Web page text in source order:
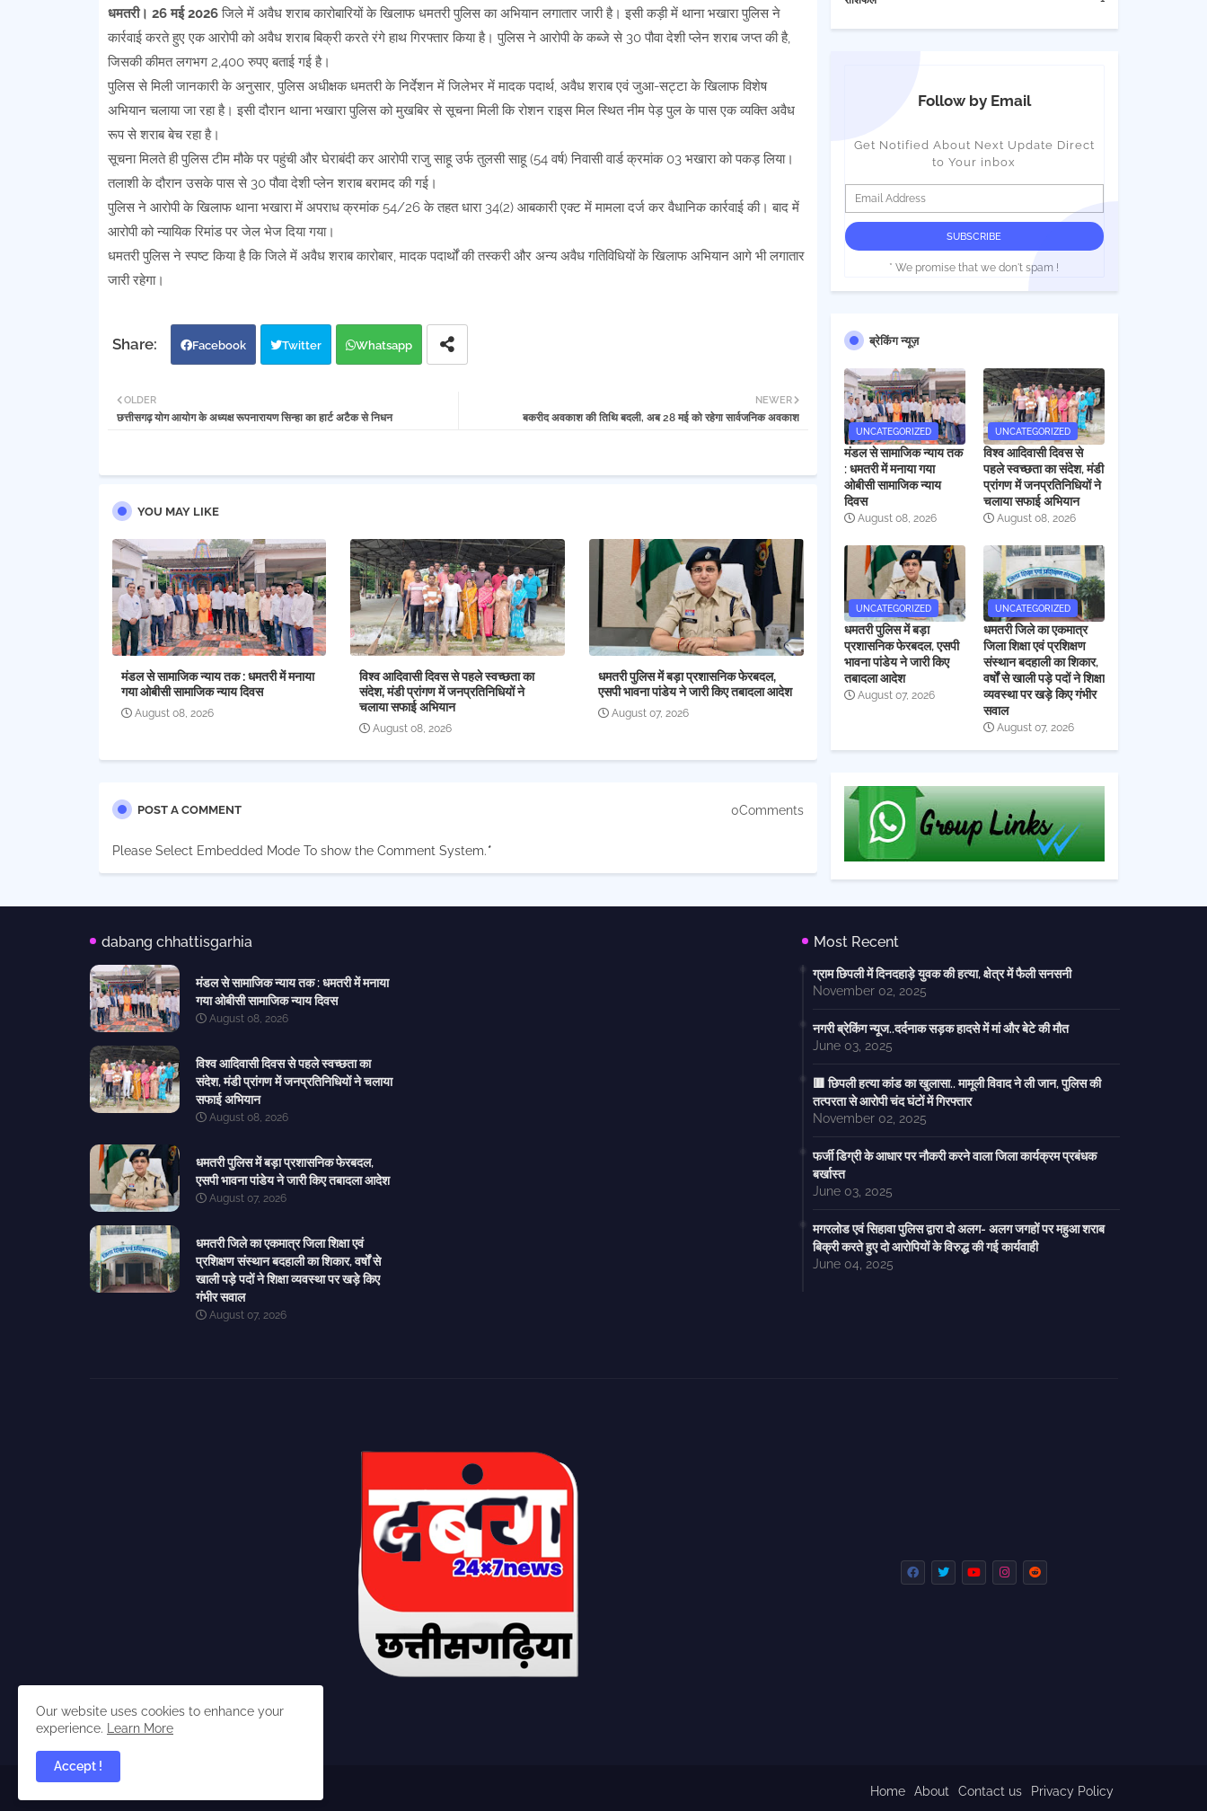
धमतरी। 26 मई 2026जिले में अवैध शराब कारोबारियों के खिलाफ धमतरी पुलिस का अभियान लगातार जारी है। इसी कड़ी में थाना भखारा पुलिस ने
कार्रवाई करते हुए एक आरोपी को अवैध शराब बिक्री करते रंगे हाथ गिरफ्तार किया है। पुलिस ने आरोपी के कब्जे से 30 पौवा देशी प्लेन शराब जप्त की है,
जिसकी कीमत लगभग 2,400 रुपए बताई गई है।
पुलिस से मिली जानकारी के अनुसार, पुलिस अधीक्षक धमतरी के निर्देशन में जिलेभर में मादक पदार्थ, अवैध शराब एवं जुआ-सट्टा के खिलाफ विशेष
अभियान चलाया जा रहा है। इसी दौरान थाना भखारा पुलिस को मुखबिर से सूचना मिली कि रोशन राइस मिल स्थित नीम पेड़ पुल के पास एक व्यक्ति अवैध
रूप से शराब बेच रहा है।
सूचना मिलते ही पुलिस टीम मौके पर पहुंची और घेराबंदी कर आरोपी राजु साहू उर्फ तुलसी साहू (54 वर्ष) निवासी वार्ड क्रमांक 03 भखारा को पकड़ लिया।
तलाशी के दौरान उसके पास से 30 पौवा देशी प्लेन शराब बरामद की गई।
पुलिस ने आरोपी के खिलाफ थाना भखारा में अपराध क्रमांक 54/26 के तहत धारा 34(2) आबकारी एक्ट में मामला दर्ज कर वैधानिक कार्रवाई की। बाद में
आरोपी को न्यायिक रिमांड पर जेल भेज दिया गया।
धमतरी पुलिस ने स्पष्ट किया है कि जिले में अवैध शराब कारोबार, मादक पदार्थों की तस्करी और अन्य अवैध गतिविधियों के खिलाफ अभियान आगे भी लगातार
जारी रहेगा।
Facebook Twitter Whatsapp
NEWER
बकरीद अवकाश की तिथि बदली, अब 28 मई को रहेगा सार्वजनिक अवकाश
OLDER
छत्तीसगढ़ योग आयोग के अध्यक्ष रूपनारायण सिन्हा का हार्ट अटैक से निधन
YOU MAY LIKE
मंडल से सामाजिक न्याय तक : धमतरी में मनाया
गया ओबीसी सामाजिक न्याय दिवस
August 08, 2026
विश्व आदिवासी दिवस से पहले स्वच्छता का
संदेश, मंडी प्रांगण में जनप्रतिनिधियों ने
चलाया सफाई अभियान
August 08, 2026
धमतरी पुलिस में बड़ा प्रशासनिक फेरबदल,
एसपी भावना पांडेय ने जारी किए तबादला आदेश
August 07, 2026
POST A COMMENT 0Comments
Please Select Embedded Mode To show the Comment System.*
Follow by Email
Get Notified About Next Update Direct
to Your inbox
* We promise that we don't spam !
ब्रेकिंग न्यूज़
UNCATEGORIZED
मंडल से सामाजिक न्याय तक
: धमतरी में मनाया गया
ओबीसी सामाजिक न्याय
दिवस
August 08, 2026
UNCATEGORIZED
विश्व आदिवासी दिवस से
पहले स्वच्छता का संदेश, मंडी
प्रांगण में जनप्रतिनिधियों ने
चलाया सफाई अभियान
August 08, 2026
UNCATEGORIZED
धमतरी पुलिस में बड़ा
प्रशासनिक फेरबदल, एसपी
भावना पांडेय ने जारी किए
तबादला आदेश
August 07, 2026
UNCATEGORIZED
धमतरी जिले का एकमात्र
जिला शिक्षा एवं प्रशिक्षण
संस्थान बदहाली का शिकार,
वर्षों से खाली पड़े पदों ने शिक्षा
व्यवस्था पर खड़े किए गंभीर
सवाल
August 07, 2026
dabang chhattisgarhia
मंडल से सामाजिक न्याय तक : धमतरी में मनाया
गया ओबीसी सामाजिक न्याय दिवस
August 08, 2026
विश्व आदिवासी दिवस से पहले स्वच्छता का
संदेश, मंडी प्रांगण में जनप्रतिनिधियों ने चलाया
सफाई अभियान
August 08, 2026
धमतरी पुलिस में बड़ा प्रशासनिक फेरबदल,
एसपी भावना पांडेय ने जारी किए तबादला आदेश
August 07, 2026
धमतरी जिले का एकमात्र जिला शिक्षा एवं
प्रशिक्षण संस्थान बदहाली का शिकार, वर्षों से
खाली पड़े पदों ने शिक्षा व्यवस्था पर खड़े किए
गंभीर सवाल
August 07, 2026
Most Recent
ग्राम छिपली में दिनदहाड़े युवक की हत्या, क्षेत्र में फैली सनसनी
November 02, 2025
नगरी ब्रेकिंग न्यूज..दर्दनाक सड़क हादसे में मां और बेटे की मौत
June 03, 2025
🟥 छिपली हत्या कांड का खुलासा.. मामूली विवाद ने ली जान, पुलिस की
तत्परता से आरोपी चंद घंटों में गिरफ्तार
November 02, 2025
फर्जी डिग्री के आधार पर नौकरी करने वाला जिला कार्यक्रम प्रबंधक
बर्खास्त
June 03, 2025
मगरलोड एवं सिहावा पुलिस द्वारा दो अलग- अलग जगहों पर महुआ शराब
बिक्री करते हुए दो आरोपियों के विरुद्ध की गई कार्यवाही
June 04, 2025
Home About Contact us Privacy Policy
Our website uses cookies to enhance your
experience.
Learn More
Accept !